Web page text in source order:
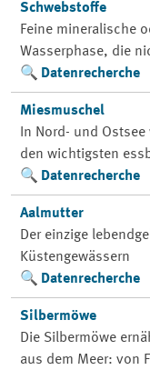
Schwebstoffe
Feine mineralische
Wasserphase, die
Datenrecherche
Miesmuschel
In Nord- und
den wichtigsten
Datenrecherche
Aalmutter
Der einzige
Küstengewässern
Datenrecherche
Silbermöwe
Die Silbermöwe
aus dem Meer: von